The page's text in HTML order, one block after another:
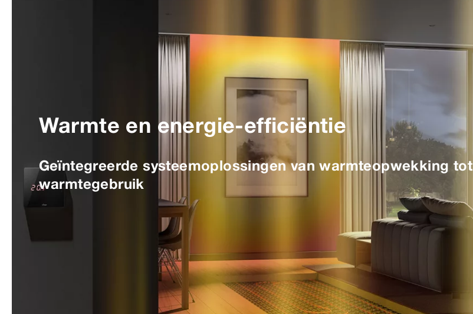
Warmte en energie-efficiëntie
Geïntegreerde systeemoplossingen van warmteopwekking tot
warmtegebruik